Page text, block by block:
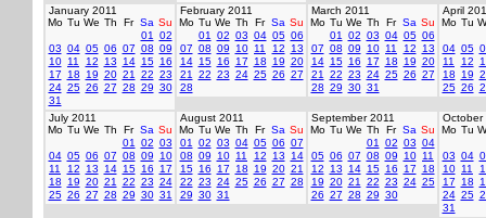
January 2011
Mo Tu We Th Fr Sa Su
01
02
03 04 05 06 07 08 09
10 11 12 13 14 15 16
17
18 19 20 21 22 23
24 25 26 27 28 29 30
31
February 2011
Mo Tu We Th Fr Sa Su
01
02 03 04 05 06
07 08 09 10 11 12
13
14 15 16 17 18 19 20
21
22 23 24 25 26 27
28
March 2011
Mo Tu We Th Fr Sa Su
01
02 03 04 05 06
07 08 09 10 11 12
13
14 15 16 17 18 19 20
21
22 23 24 25 26 27
28 29 30 31
April
Mo Tu
04 05
11
12
18
19
25 26
July 2011
Mo Tu We Th Fr Sa Su
01
02 03
04 05 06 07 08 09
10
11
12 13 14 15 16
17
18
19 20 21 22 23 24
25 26 27 28 29 30 31
August 2011
Mo Tu We Th Fr Sa Su
01
02 03 04 05 06 07
08 09 10 11 12 13
14
15 16 17 18 19 20 21
22 23 24 25 26 27 28
29 30 31
September 2011
Mo Tu We Th Fr Sa Su
01
02 03 04
05 06 07 08 09 10 11
12
13 14 15 16 17
18
19 20 21 22 23 24 25
26 27 28 29 30
October
Mo Tu
03 04
10 11
17
18
24 25
31